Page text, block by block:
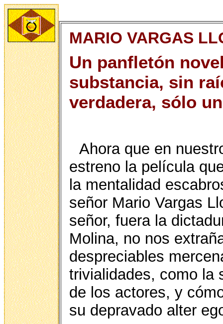
MARIO VARGAS
Un panfletón
substancia, sin
verdadera, sólo
Ahora que en
estreno la película
la mentalidad
señor Mario Vargas
señor, fuera la
Molina, no nos
despreciables
trivialidades, como la
de los actores, y
su depravado alter